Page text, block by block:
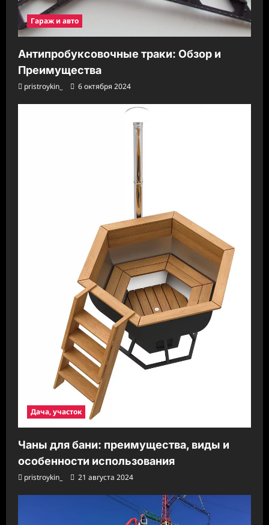
Гараж и авто
Антипробуксовочные траки: Обзор и
Преимущества
pristroykin_ 6 октября 2024
Дача, участок
Чаны для бани: преимущества, виды и
особенности использования
pristroykin_ 21 августа 2024